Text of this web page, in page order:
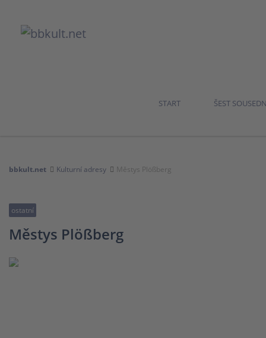
START ŠEST
bbkult.net Kulturní adresy Městys Plößberg
ostatní
Městys Plößberg